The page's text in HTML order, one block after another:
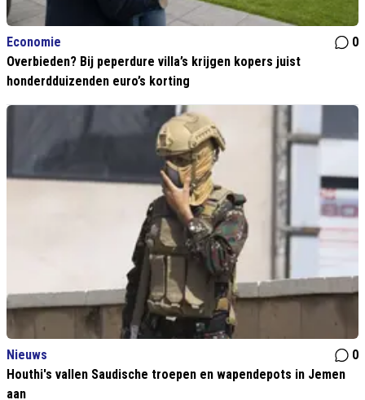
Economie
0
Overbieden? Bij peperdure villa’s krijgen kopers juist
honderdduizenden euro’s korting
Nieuws
0
Houthi's vallen Saudische troepen en wapendepots in Jemen
aan